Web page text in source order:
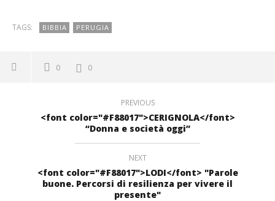
TAGS: BIBBIA PERUGIA
0 0
PREVIOUS
<font color="#F88017">CERIGNOLA</font>
“Donna e società oggi”
NEXT
<font color="#F88017">LODI</font> "Parole
buone. Percorsi di resilienza per vivere il
presente"